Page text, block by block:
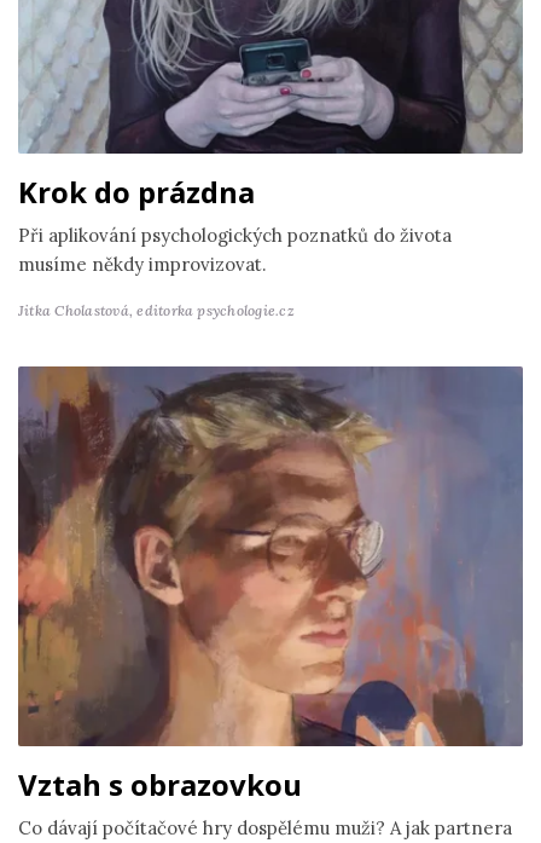
Krok do prázdna
Při aplikování psychologických poznatků do života
musíme někdy improvizovat.
Jitka Cholastová,editorka psychologie.cz
Vztah s obrazovkou
Co dávají počítačové hry dospělému muži? A jak partnera